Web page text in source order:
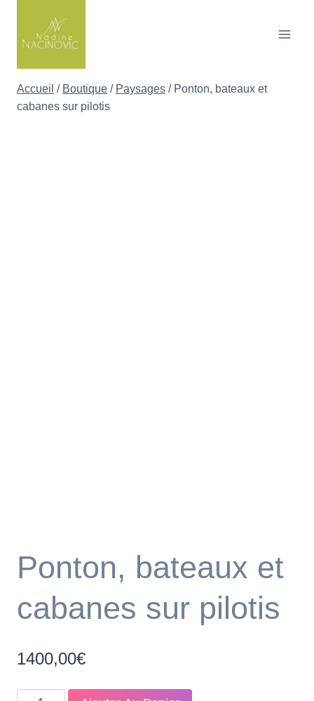
content
Accueil / Boutique / Paysages / Ponton, bateaux et
cabanes sur pilotis
Ponton, bateaux et
cabanes sur pilotis
1400,00€